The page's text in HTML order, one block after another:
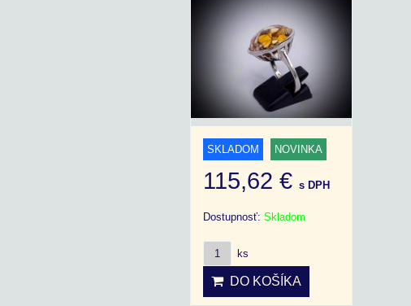
SKLADOM NOVINKA
115,62 € s DPH
Dostupnosť: Skladom
ks
DO KOŠÍKA